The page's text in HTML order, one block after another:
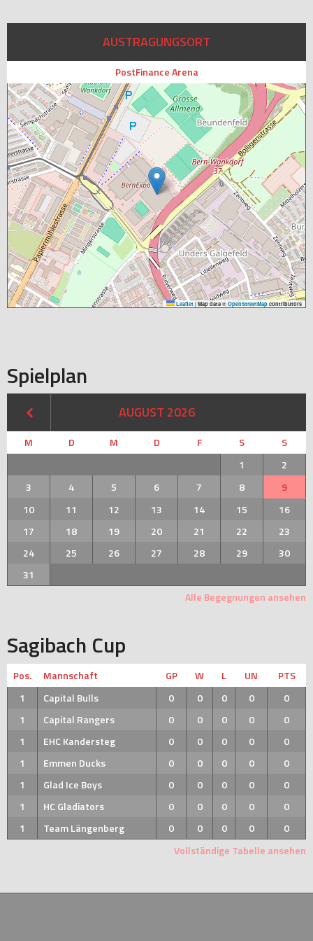
AUSTRAGUNGSORT
PostFinance Arena
Leaflet | Map data © OpenStreetMapcontributors
Spielplan
AUGUST 2026
M D M D F S
S
1
2
3
4 5 6 7 8
9
10
11 12 13 14 15
16
17
18 19 20 21 22
23
24
25 26 27 28 29
30
31
Alle Begegnungen ansehen
Sagibach Cup
Pos. Mannschaft GP W L UN
PTS
1
Capital Bulls 0 0 0 0
0
1
Capital Rangers 0 0 0 0
0
1
EHC Kandersteg 0 0 0 0
0
1
Emmen Ducks 0 0 0 0
0
1
Glad Ice Boys 0 0 0 0
0
1
HC Gladiators 0 0 0 0
0
1
Team Längenberg 0 0 0 0
0
Vollständige Tabelle ansehen